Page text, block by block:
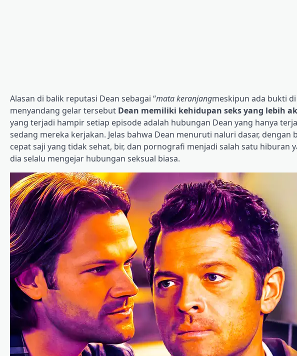
Alasan di balik reputasi Dean sebagai “mata keranjangmeskipun ada bukti
menyandang gelar tersebut Dean memiliki kehidupan seks yang lebih
yang terjadi hampir setiap episode adalah hubungan Dean yang hanya
sedang mereka kerjakan. Jelas bahwa Dean menuruti naluri dasar,
cepat saji yang tidak sehat, bir, dan pornografi menjadi salah satu
dia selalu mengejar hubungan seksual biasa.